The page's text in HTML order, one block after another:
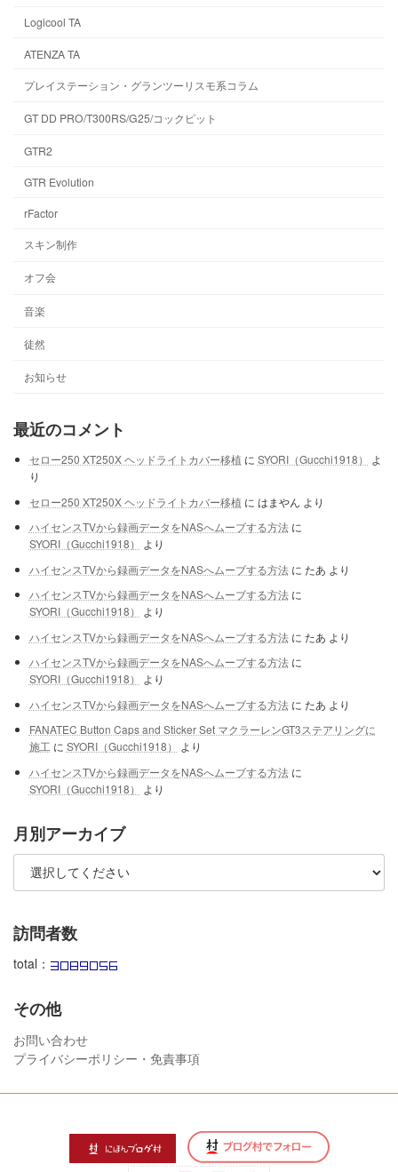
Logicool TA
ATENZA TA
プレイステーション・グランツーリスモ系コラム
GT DD PRO/T300RS/G25/コックピット
GTR2
GTR Evolution
rFactor
スキン制作
オフ会
音楽
徒然
お知らせ
最近のコメント
セロー250 XT250X ヘッドライトカバー移植 に SYORI（Gucchi1918）
よ
り
セロー250 XT250X ヘッドライトカバー移植 に はまやん より
ハイセンスTVから録画データをNASへムーブする方法に
SYORI（Gucchi1918）
より
ハイセンスTVから録画データをNASへムーブする方法に たあ より
ハイセンスTVから録画データをNASへムーブする方法に
SYORI（Gucchi1918）
より
ハイセンスTVから録画データをNASへムーブする方法に たあ より
ハイセンスTVから録画データをNASへムーブする方法に
SYORI（Gucchi1918）
より
ハイセンスTVから録画データをNASへムーブする方法に たあ より
FANATEC Button Caps and Sticker Set マクラーレンGT3ステアリングに
施工 に SYORI（Gucchi1918）
より
ハイセンスTVから録画データをNASへムーブする方法に
SYORI（Gucchi1918）
より
月別アーカイブ
訪問者数
total：
その他
お問い合わせ
プライバシーポリシー・免責事項